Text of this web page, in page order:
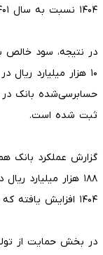
۱۴۰۴ نسبت به سال ۱۴۰۱ بیش از دو برابر افزایش یافته است.
ثبت شده است.
گزارش عملکرد بانک
۱۴۰۴ افزایش یافته که رشد بیش از چهار برابری را نشان می‌دهد.
در بخش حمایت از